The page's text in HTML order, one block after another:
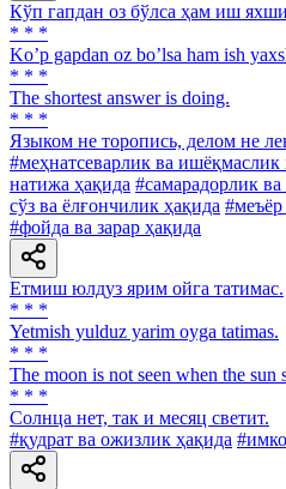
Кўп гапдан оз бўлса ҳам иш
* * *
Koʼp gapdan oz boʼlsa ham ish
* * *
The shortest answer is doing.
* * *
Языком не торопись, делом не
#меҳнатсеварлик ва ишёқмаслик
натижа ҳақида #самарадорлик
сўз ва ёлғончилик ҳақида #меъёр
#фойда ва зарар ҳақида
Етмиш юлдуз ярим ойга татимас.
* * *
Yetmish yulduz yarim oyga tatimas.
* * *
The moon is not seen when the sun
* * *
Солнца нет, так и месяц светит.
#қудрат ва ожизлик ҳақида